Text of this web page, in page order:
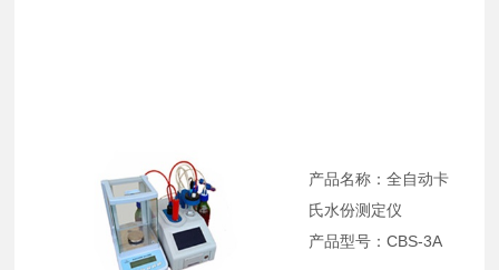
产品名称：全自动卡
氏水份测定仪
产品型号：CBS-3A